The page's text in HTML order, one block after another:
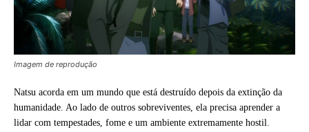
Imagem de reprodução
Natsu acorda em um mundo que está destruído depois da extinção da
humanidade. Ao lado de outros sobreviventes, ela precisa aprender a
lidar com tempestades, fome e um ambiente extremamente hostil.